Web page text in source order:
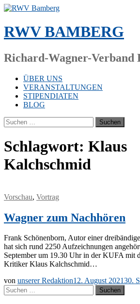
Zum
springen
RWV BAMBERG
Richard-Wagner-Verband
ÜBER UNS
VERANSTALTUNGEN
STIPENDIATEN
BLOG
Suchen
nach:
Schlagwort: Klaus
Kalchschmid
Vorschau, Vortrag
Wagner zum Nachhören
Frank Schö­nen­born, Au­tor ei­ner
hat sich rund 2250 Auf­zeich­nun­gen
Sep­tem­ber um 19.30 Uhr in der KUFA mit
Kri­ti­ker Klaus Kalchschmid…
von unserer Redaktion12. August 202130.
Suchen
nach: